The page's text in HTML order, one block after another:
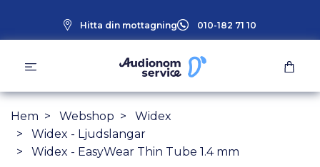
Hitta din mottagning 010-182 71 10
Hem Webshop
Widex
Widex - Ljudslangar
Widex - EasyWear Thin Tube 1.4 mm